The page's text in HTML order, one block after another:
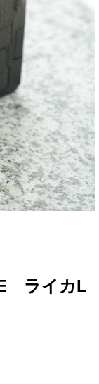
E ライカL